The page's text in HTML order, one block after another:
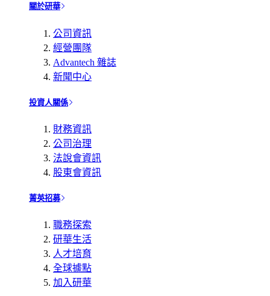
關於研華
公司資訊
經營團隊
Advantech 雜誌
新聞中心
投資人關係
財務資訊
公司治理
法說會資訊
股東會資訊
菁英招募
職務探索
研華生活
人才培育
全球據點
加入研華